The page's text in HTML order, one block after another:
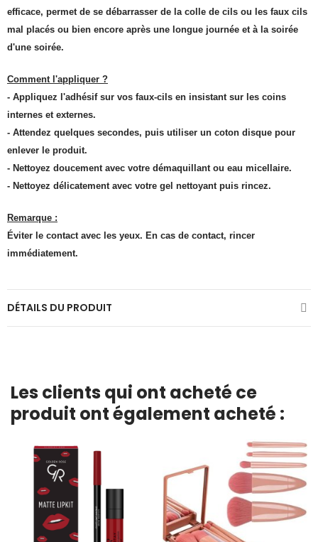
efficace, permet de se débarrasser de la colle de cils ou les faux cils
mal placés ou bien encore après une longue journée et à la soirée
d'une soirée.
Comment l'appliquer ?
- Appliquez l'adhésif sur vos faux-cils en insistant sur les coins
internes et externes.
- Attendez quelques secondes, puis utiliser un coton disque pour
enlever le produit.
- Nettoyez doucement avec votre démaquillant ou eau micellaire.
- Nettoyez délicatement avec votre gel nettoyant puis rincez.
Remarque :
Éviter le contact avec les yeux. En cas de contact, rincer
immédiatement.
DÉTAILS DU PRODUIT
Les clients qui ont acheté ce
produit ont également acheté :